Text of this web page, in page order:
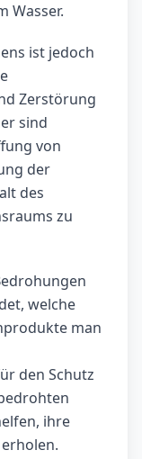
Wasser.
ist jedoch
Zerstörung
sind
von
der
des
zu
welche
man
den Schutz
ihre